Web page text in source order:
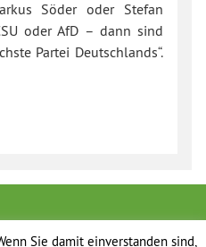
Söder oder Stefan
oder AfD – dann sind
Partei Deutschlands“.
Sie damit einverstanden sind,